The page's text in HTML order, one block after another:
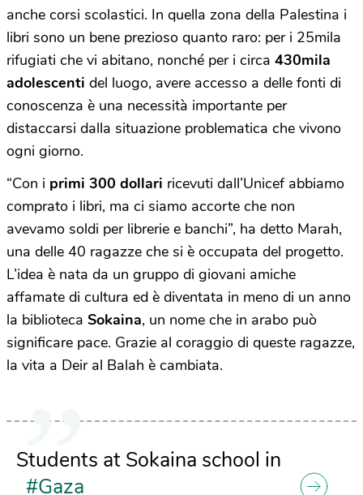
anche corsi scolastici. In quella zona della Palestina i
libri sono un bene prezioso quanto raro: per i 25mila
rifugiati che vi abitano, nonché per i circa 430mila
adolescenti del luogo, avere accesso a delle fonti di
conoscenza è una necessità importante per
distaccarsi dalla situazione problematica che vivono
ogni giorno.
“Con i primi 300 dollari ricevuti dall’Unicef abbiamo
comprato i libri, ma ci siamo accorte che non
avevamo soldi per librerie e banchi”, ha detto Marah,
una delle 40 ragazze che si è occupata del progetto.
L’idea è nata da un gruppo di giovani amiche
affamate di cultura ed è diventata in meno di un anno
la biblioteca Sokaina, un nome che in arabo può
significare pace. Grazie al coraggio di queste ragazze,
la vita a Deir al Balah è cambiata.
Students at Sokaina school in
#Gaza